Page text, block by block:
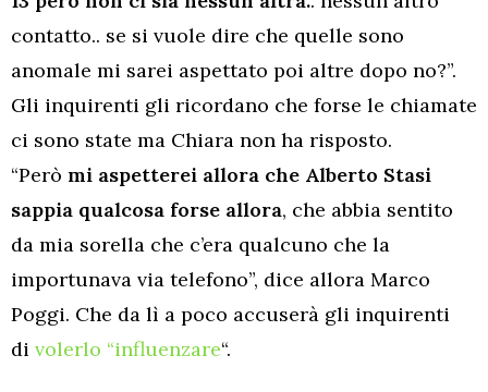
contatto.. se si vuole dire che quelle sono
anomale mi sarei aspettato poi altre dopo no?”.
Gli inquirenti gli ricordano che forse le chiamate
ci sono state ma Chiara non ha risposto.
“Però mi aspetterei allora che Alberto Stasi
sappia qualcosa forse allora, che abbia sentito
da mia sorella che c’era qualcuno che la
importunava via telefono”, dice allora Marco
Poggi. Che da lì a poco accuserà gli inquirenti
di volerlo “influenzare“.